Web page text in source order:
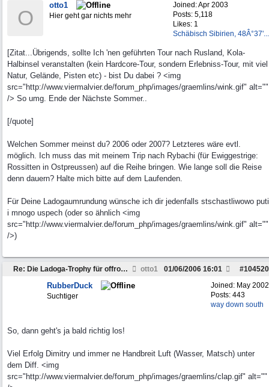
Joined:Apr 2003
Posts: 5,118
Likes: 1
Schäbisch Sibirien, 48Â°37'...
O
otto1
Hier geht gar nichts mehr
[Zitat...Übrigends, sollte Ich 'nen geführten Tour nach Rusland, Kola-
Halbinsel veranstalten (kein Hardcore-Tour, sondern Erlebniss-Tour, mit viel
Natur, Gelände, Pisten etc) - bist Du dabei ? <img
src="http://www.viermalvier.de/forum_php/images/graemlins/wink.gif" alt=""
/> So umg. Ende der Nächste Sommer..
[/quote]
Welchen Sommer meinst du? 2006 oder 2007? Letzteres wäre evtl.
möglich. Ich muss das mit meinem Trip nach Rybachi (für Ewiggestrige:
Rossitten in Ostpreussen) auf die Reihe bringen. Wie lange soll die Reise
denn dauern? Halte mich bitte auf dem Laufenden.
Für Deine Ladogaumrundung wünsche ich dir jedenfalls stschastliwowo puti
i mnogo uspech (oder so ähnlich <img
src="http://www.viermalvier.de/forum_php/images/graemlins/wink.gif" alt=""
/>)
Re: Die Ladoga-Trophy für offroadferrückte?? otto1 #104520
01/06/2006 16:01
Joined: May 2002
Posts: 443
way down south
RubberDuck
Suchtiger
So, dann geht's ja bald richtig los!
Viel Erfolg Dimitry und immer ne Handbreit Luft (Wasser, Matsch) unter
dem Diff. <img
src="http://www.viermalvier.de/forum_php/images/graemlins/clap.gif" alt=""